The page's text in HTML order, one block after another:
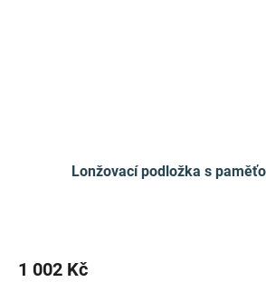
Lonžovací podložka s
1 002 Kč